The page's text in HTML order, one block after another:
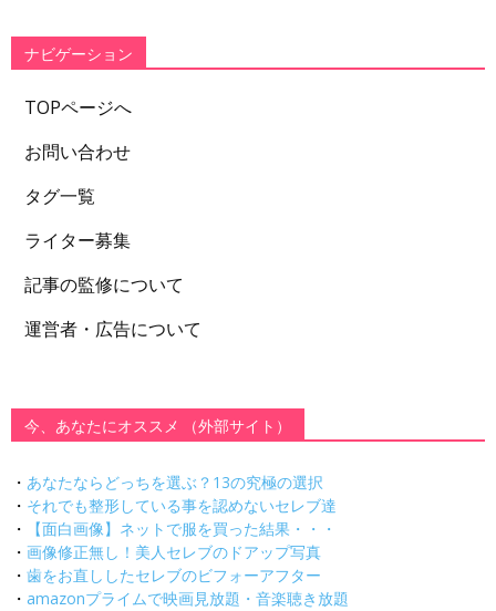
ー
ナビゲーション
TOPページへ
お問い合わせ
タグ一覧
ライター募集
記事の監修について
運営者・広告について
今、あなたにオススメ （外部サイト）
・ あなたならどっちを選ぶ？13の究極の選択
・ それでも整形している事を認めないセレブ達
・
【面白画像】ネットで服を買った結果・・・
・ 画像修正無し！美人セレブのドアップ写真
・ 歯をお直ししたセレブのビフォーアフター
・ amazonプライムで映画見放題・音楽聴き放題